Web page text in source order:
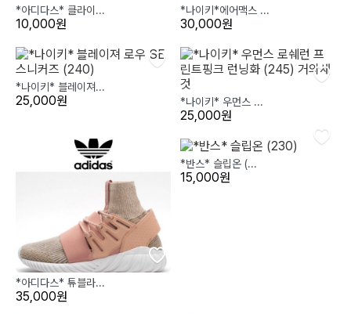
*아디다스* 클라이...
10,000원
*나이키*에어맥스 ...
30,000원
*나이키* 블레이져...
25,000원 *나이키* 우먼스 ...
25,000원
*아디다스* 튜블라...
35,000원
*반스* 슬립온 (...
15,000원